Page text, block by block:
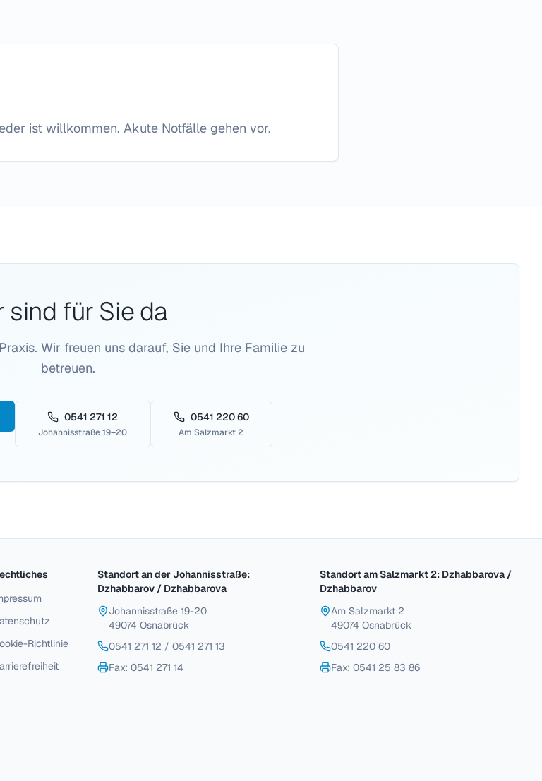
ist willkommen. Akute Notfälle gehen vor.
sind für Sie da
Wir freuen uns darauf, Sie und Ihre Familie zu
betreuen.
0541 271 12
Johannisstraße 19–20
0541 220 60
Am Salzmarkt 2
Richtlinie
Standort an der Johannisstraße:
Dzhabbarov / Dzhabbarova
Johannisstraße 19-20
49074 Osnabrück
0541 271 12 / 0541 271 13
Fax: 0541 271 14
Standort am Salzmarkt 2: Dzhabbarova /
Dzhabbarov
Am Salzmarkt 2
49074 Osnabrück
0541 220 60
Fax: 0541 25 83 86